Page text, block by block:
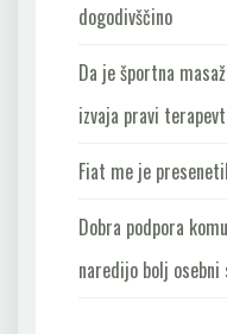
dogodivščino
Da je športna
izvaja pravi terapevt
Fiat me je
Dobra podpora
naredijo bolj